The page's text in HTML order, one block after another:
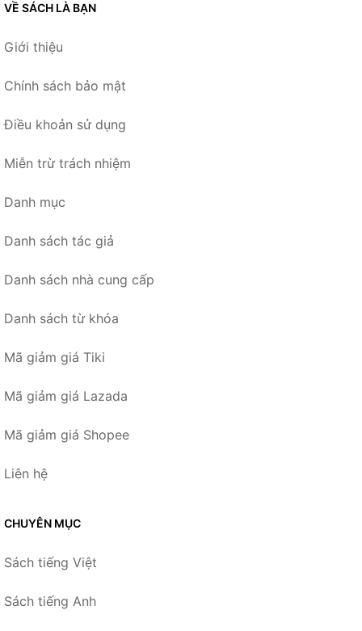
VỀ SÁCH LÀ BẠN
Giới thiệu
Chính sách bảo mật
Điều khoản sử dụng
Miễn trừ trách nhiệm
Danh mục
Danh sách tác giả
Danh sách nhà cung cấp
Danh sách từ khóa
Mã giảm giá Tiki
Mã giảm giá Lazada
Mã giảm giá Shopee
Liên hệ
CHUYÊN MỤC
Sách tiếng Việt
Sách tiếng Anh